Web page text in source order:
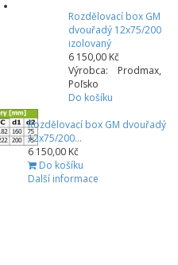
Rozdělovací box GM
dvouřadý 12x75/200
izolovaný
6 150,00 Kč
Výrobca: Prodmax,
Poľsko
Do košíku
Rozdělovací box GM dvouřadý
12x75/200...
6 150,00 Kč
Do košíku
Další informace